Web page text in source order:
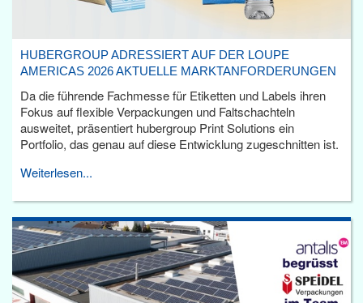
HUBERGROUP ADRESSIERT AUF DER LOUPE
AMERICAS 2026 AKTUELLE MARKTANFORDERUNGEN
Da die führende Fachmesse für Etiketten und Labels ihren
Fokus auf flexible Verpackungen und Faltschachteln
ausweitet, präsentiert hubergroup Print Solutions ein
Portfolio, das genau auf diese Entwicklung zugeschnitten ist.
Weiterlesen...